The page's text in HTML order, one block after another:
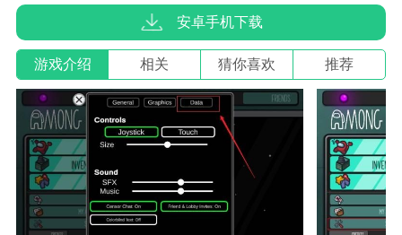
安卓手机下载
游戏介绍 相关 猜你喜欢 推荐